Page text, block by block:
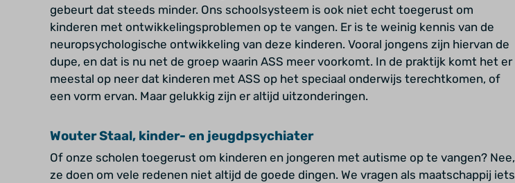
gebeurt dat steeds minder. Ons schoolsysteem is ook niet echt toegerust om
kinderen met ontwikkelingsproblemen op te vangen. Er is te weinig kennis van de
neuropsychologische ontwikkeling van deze kinderen. Vooral jongens zijn hiervan de
dupe, en dat is nu net de groep waarin ASS meer voorkomt. In de praktijk komt het er
meestal op neer dat kinderen met ASS op het speciaal onderwijs terechtkomen, of
een vorm ervan. Maar gelukkig zijn er altijd uitzonderingen.
Wouter Staal, kinder- en jeugdpsychiater
Of onze scholen toegerust om kinderen en jongeren met autisme op te vangen? Nee,
ze doen om vele redenen niet altijd de goede dingen. We vragen als maatschappij iets